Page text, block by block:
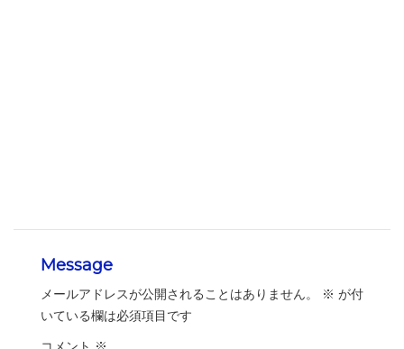
Message
メールアドレスが公開されることはありません。 ※ が付
いている欄は必須項目です
コメント ※